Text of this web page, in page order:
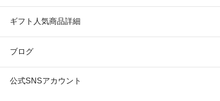
ギフト人気商品詳細
ブログ
公式SNSアカウント